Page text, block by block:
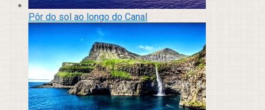
Pôr do sol ao longo do Canal